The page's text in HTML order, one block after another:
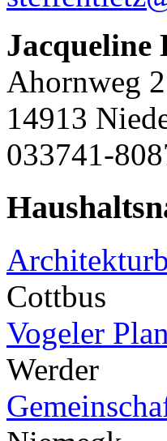
Jacqueline
Ahornweg
14913
033741-
Cottbus
Vogeler
Werder